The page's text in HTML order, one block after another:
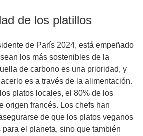
de los platillos
de París 2024, está empeñado
los más sostenibles de la
de carbono es una prioridad, y
es a través de la alimentación.
platos locales, el 80% de los
origen francés. Los chefs han
de que los platos veganos
el planeta, sino que también